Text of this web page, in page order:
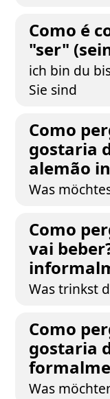
Como é
"ser"
ich bin du
Sie sind
Como
gostaria
alemão
Was
Como
vai
Was trinkst
Como
gostaria
Was